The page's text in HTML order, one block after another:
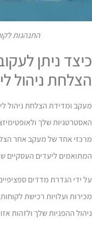
התנהגות
ניתן
ניהול
ומדידת הצלחת ניהול
שלך
אחד של מעקב אחר
ליעדים העסקיים
ידי הגדרת מדדים ספציפיים
ועלויות רכישת
ההפניות שלך ולזהות